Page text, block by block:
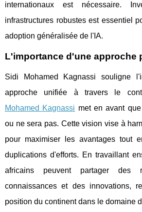
internationaux est nécessaire.
infrastructures robustes est essentiel
adoption généralisée de l'IA.
L'importance d'une approche
Sidi Mohamed Kagnassi souligne
approche unifiée à travers le
Mohamed Kagnassi met en avant
ou ne sera pas. Cette vision vise à
pour maximiser les avantages tout
duplications d'efforts. En travaillant
africains peuvent partager des
connaissances et des innovations,
position du continent dans le domaine